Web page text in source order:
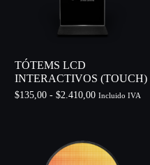
TÓTEMS LCD
INTERACTIVOS (TOUCH)
$135,00 - $2.410,00 Incluido IVA